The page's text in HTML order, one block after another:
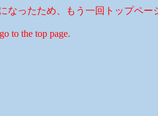
なったため、もう一回トップペー
to the top page.